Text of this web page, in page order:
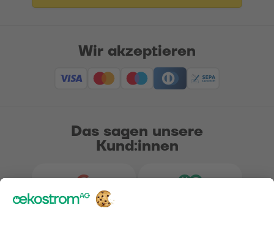
Das sagen unsere
Kund:innen
4.2
Wir akzeptieren